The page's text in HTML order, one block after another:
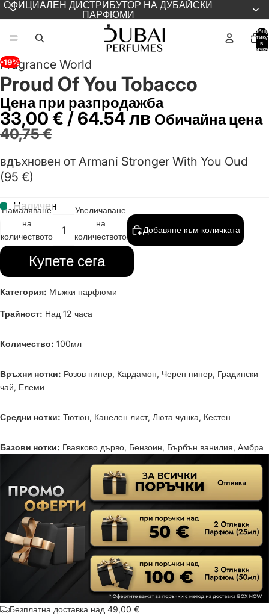
ОФИЦИАЛЕН ДИСТРИБУТОР НА ДУБАЙСКИ
ПАРФЮМИ
в
-19%
Fragrance World
Proud Of You Tobacco
Цена при разпродажба
33,00 € / 64.54 лв Обичайна цена
40,75 €
вдъхновен от Armani Stronger With You Oud
(95 €)
Наличен
Намаляване
на
количеството
Увеличаване
на
количеството
Добавяне към количката
Купете сега
Категория: Мъжки парфюми
Трайност: Над 12 часа
Количество: 100мл
Връхни нотки: Розов пипер, Кардамон, Черен пипер, Градински
чай, Елеми
Средни нотки: Тютюн, Канелен лист, Люта чушка, Кестен
Базови нотки: Гваяково дърво, Бензоин, Бърбън ванилия, Амбра
Безплатна доставка над 49,00 €